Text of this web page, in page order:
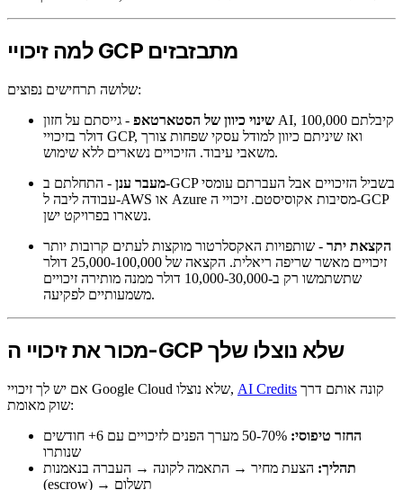
למה זיכויי GCP מתבזבזים
שלושה תרחישים נפוצים:
שינוי כיוון של הסטארטאפ - גייסתם על חזון AI, קיבלתם 100,000
דולר בזיכויי GCP, ואז שיניתם כיוון למודל עסקי שפחות צורך
משאבי עיבוד. הזיכויים נשארים ללא שימוש.
מעבר ענן - התחלתם ב-GCP בשביל הזיכויים אבל העברתם עומסי
עבודה ליבה ל-AWS או Azure מסיבות אקוסיסטם. זיכויי ה-GCP
נשארו בפרויקט ישן.
הקצאת יתר - שותפויות האקסלרטור מוקצות לעתים קרובות יותר
זיכויים מאשר שריפה ריאלית. הקצאה של 25,000-100,000 דולר
שתשתמשו רק ב-10,000-30,000 דולר ממנה מותירה זיכויים
משמעותיים לפקיעה.
מכור את זיכויי ה-GCP שלא נוצלו שלך
אם יש לך זיכויי Google Cloud שלא נוצלו, AI Credits
שוק מאומת:
החזר טיפוסי:
50-70% מערך הפנים לזיכויים עם 6+ חודשים
שנותרו
תהליך: הצעת מחיר → התאמה לקונה → העברה בנאמנות
(escrow) → תשלום